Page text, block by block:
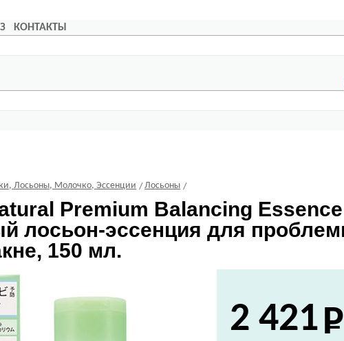
КОНТАКТЫ
Лосьоны, Молочко, Эссенции Лосьоны
Premium Balancing
лосьон-эссенция для
150 мл.
2 421